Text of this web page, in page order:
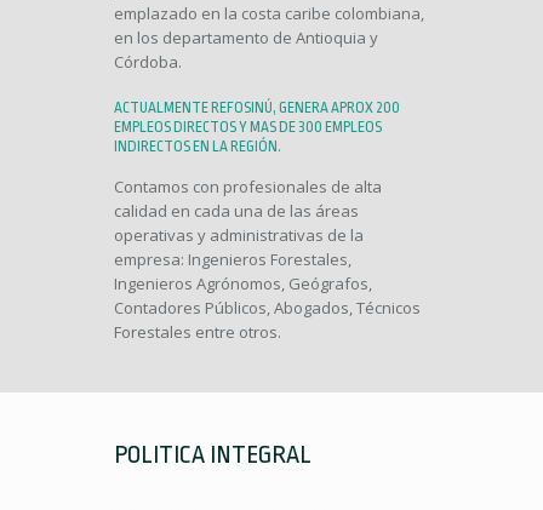
emplazado en la costa caribe colombiana,
en los departamento de Antioquia y
Córdoba.
ACTUALMENTE REFOSINÚ, GENERA APROX 200
EMPLEOS DIRECTOS Y MAS DE 300 EMPLEOS
INDIRECTOS EN LA REGIÓN.
Contamos con profesionales de alta
calidad en cada una de las áreas
operativas y administrativas de la
empresa: Ingenieros Forestales,
Ingenieros Agrónomos, Geógrafos,
Contadores Públicos, Abogados, Técnicos
Forestales entre otros.
POLITICA INTEGRAL